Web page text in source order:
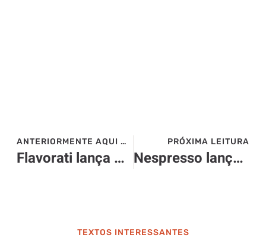
ANTERIORMENTE AQUI NO SITE>>>
Flavorati lança ovos para Páscoa
PRÓXIMA LEITURA
Nespresso lança a Vertuo POP
TEXTOS INTERESSANTES